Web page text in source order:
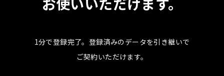
1分で登録完了。 登録済みのデータを引き継いで
ご契約いただけます。